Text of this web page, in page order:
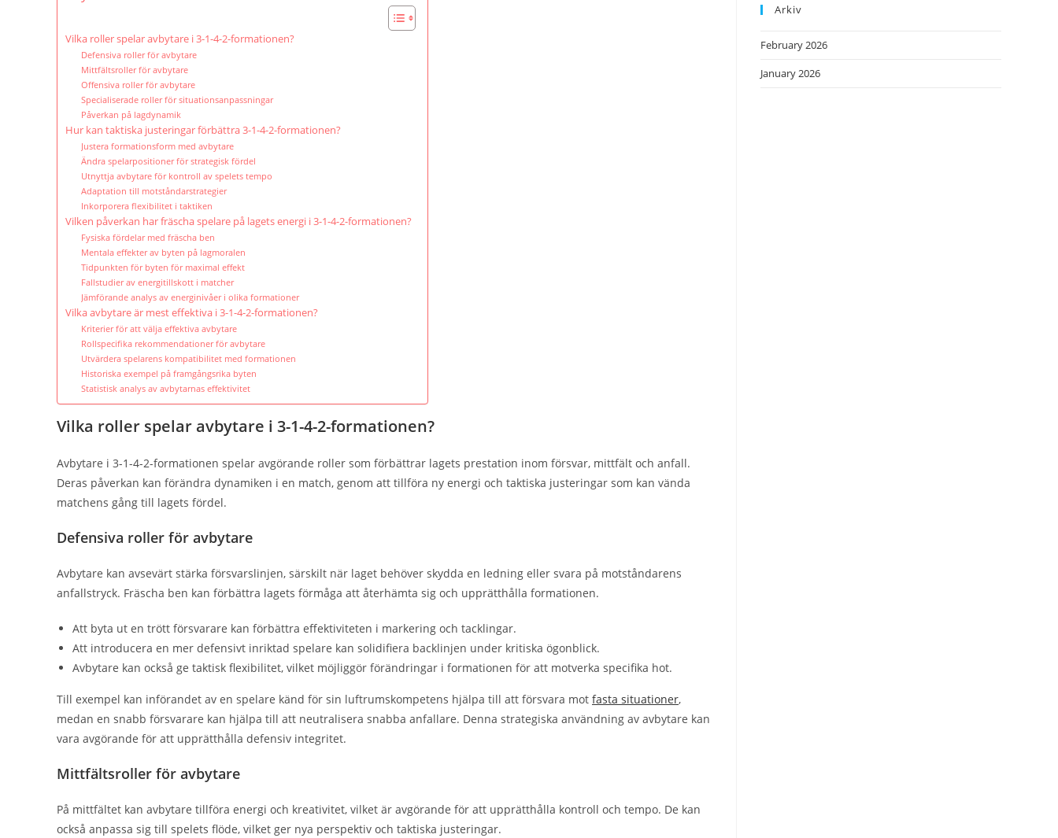
Vilka roller spelar avbytare i 3-1-4-2-formationen?
Defensiva roller för avbytare
Mittfältsroller för avbytare
Offensiva roller för avbytare
Specialiserade roller för situationsanpassningar
Påverkan på lagdynamik
Hur kan taktiska justeringar förbättra 3-1-4-2-formationen?
Justera formationsform med avbytare
Ändra spelarpositioner för strategisk fördel
Utnyttja avbytare för kontroll av spelets tempo
Adaptation till motståndarstrategier
Inkorporera flexibilitet i taktiken
Vilken påverkan har fräscha spelare på lagets energi i 3-1-4-2-formationen?
Fysiska fördelar med fräscha ben
Mentala effekter av byten på lagmoralen
Tidpunkten för byten för maximal effekt
Fallstudier av energitillskott i matcher
Jämförande analys av energinivåer i olika formationer
Vilka avbytare är mest effektiva i 3-1-4-2-formationen?
Kriterier för att välja effektiva avbytare
Rollspecifika rekommendationer för avbytare
Utvärdera spelarens kompatibilitet med formationen
Historiska exempel på framgångsrika byten
Statistisk analys av avbytarnas effektivitet
Vilka roller spelar avbytare i 3-1-4-2-formationen?
Avbytare i 3-1-4-2-formationen spelar avgörande roller som förbättrar lagets prestation inom försvar, mittfält och anfall.
Deras påverkan kan förändra dynamiken i en match, genom att tillföra ny energi och taktiska justeringar som kan vända
matchens gång till lagets fördel.
Defensiva roller för avbytare
Avbytare kan avsevärt stärka försvarslinjen, särskilt när laget behöver skydda en ledning eller svara på motståndarens
anfallstryck. Fräscha ben kan förbättra lagets förmåga att återhämta sig och upprätthålla formationen.
Att byta ut en trött försvarare kan förbättra effektiviteten i markering och tacklingar.
Att introducera en mer defensivt inriktad spelare kan solidifiera backlinjen under kritiska ögonblick.
Avbytare kan också ge taktisk flexibilitet, vilket möjliggör förändringar i formationen för att motverka specifika hot.
Till exempel kan införandet av en spelare känd för sin luftrumskompetens hjälpa till att försvara mot fasta situationer,
medan en snabb försvarare kan hjälpa till att neutralisera snabba anfallare. Denna strategiska användning av avbytare kan
vara avgörande för att upprätthålla defensiv integritet.
Mittfältsroller för avbytare
På mittfältet kan avbytare tillföra energi och kreativitet, vilket är avgörande för att upprätthålla kontroll och tempo. De kan
också anpassa sig till spelets flöde, vilket ger nya perspektiv och taktiska justeringar.
Arkiv
February 2026
January 2026